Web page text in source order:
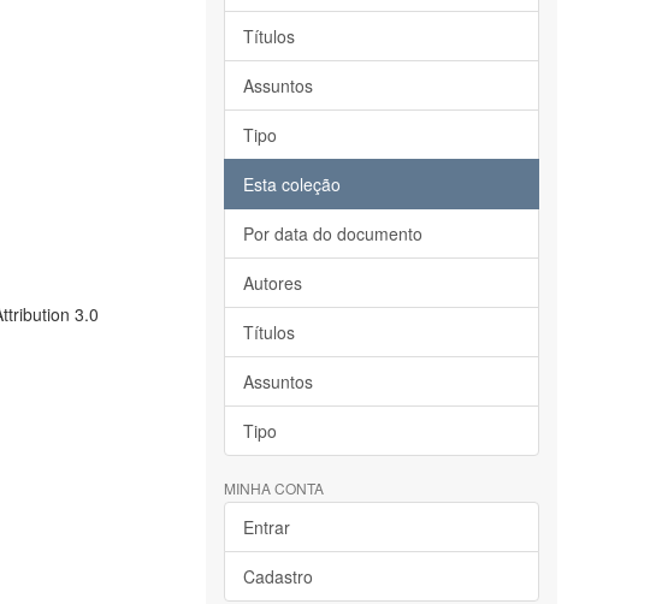
3.0
Títulos
Assuntos
Tipo
Esta coleção
Por data do documento
Autores
Títulos
Assuntos
Tipo
MINHA CONTA
Entrar
Cadastro